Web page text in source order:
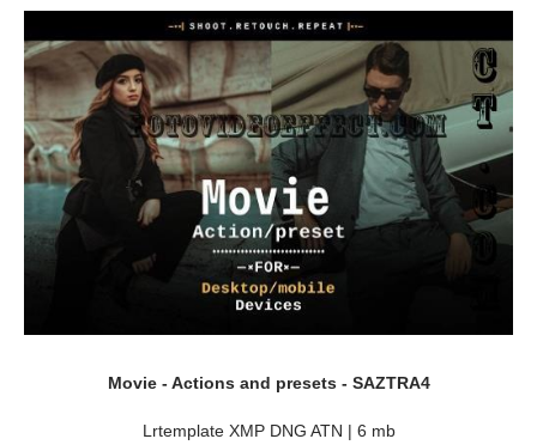
Movie - Actions and presets - SAZTRA4
Lrtemplate XMP DNG ATN | 6 mb